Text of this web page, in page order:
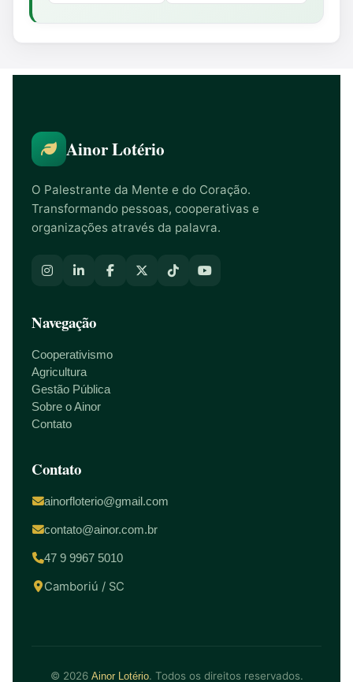
Ainor Lotério
O Palestrante da Mente e do Coração.
Transformando pessoas, cooperativas e
organizações através da palavra.
Navegação
Cooperativismo
Agricultura
Gestão Pública
Sobre o Ainor
Contato
Contato
ainorfloterio@gmail.com
contato@ainor.com.br
47 9 9967 5010
Camboriú / SC
© 2026 Ainor Lotério. Todos os direitos reservados.